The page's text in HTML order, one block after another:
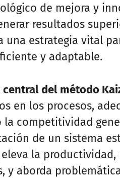
de mejora y
resultados
una estrategia vital
y adaptable.
del método
en los procesos,
la competitividad
de un sistema
la
y aborda